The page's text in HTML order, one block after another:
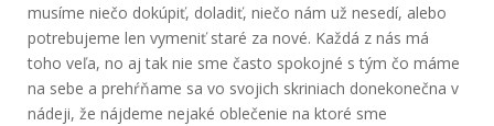
musíme niečo dokúpiť, doladiť, niečo nám už nesedí, alebo
potrebujeme len vymeniť staré za nové. Každá z nás má
toho veľa, no aj tak nie sme často spokojné s tým čo máme
na sebe a prehŕňame sa vo svojich skriniach donekonečna v
nádeji, že nájdeme nejaké oblečenie na ktoré sme